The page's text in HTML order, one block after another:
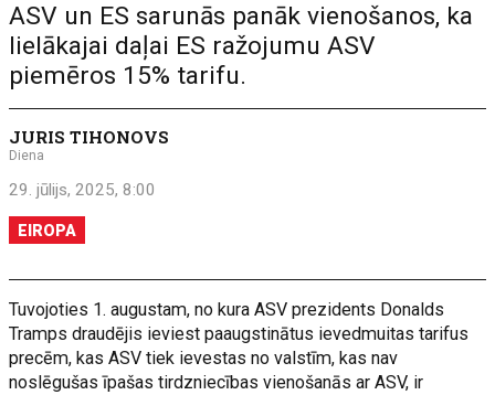
ASV un ES sarunās panāk vienošanos, ka
lielākajai daļai ES ražojumu ASV
piemēros 15% tarifu.
JURIS TIHONOVS
Diena
29. jūlijs, 2025, 8:00
EIROPA
Tuvojoties 1. augustam, no kura ASV prezidents Donalds
Tramps draudējis ieviest paaugstinātus ievedmuitas tarifus
precēm, kas ASV tiek ievestas no valstīm, kas nav
noslēgušas īpašas tirdzniecības vienošanās ar ASV, ir